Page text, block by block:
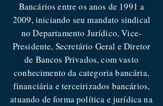
Bancários entre os anos de 1991 a
2009, iniciando seu mandato sindical
no Departamento Jurídico, Vice-
Presidente, Secretário Geral e Diretor
de Bancos Privados, com vasto
conhecimento da categoria bancária,
financiária e terceirizados bancários,
atuando de forma política e jurídica na